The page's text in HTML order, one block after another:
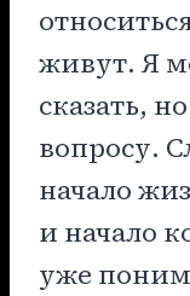
живут. Я
сказать,
вопросу.
начало
и начало
уже